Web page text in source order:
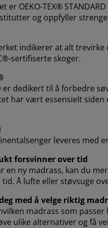
er OEKO-TEX®
og oppfyller
indikerer at alt
sertifiserte skoger.
er dedikert til å forbedre
har vært essensielt siden
leveres med
forsvinner over tid
en ny madrass, kan du
Å lufte eller støvsuge
med å velge riktig
madrass som passer
ulike alternativer og få